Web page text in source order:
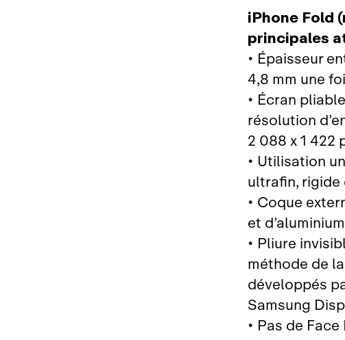
iPhone Fold
principales
• Épaisseur
4,8 mm une
• Écran
résolution
2 088 x 1 422
• Utilisation
ultrafin,
• Coque
et d’aluminium
• Pliure
méthode de
développés
Samsung
• Pas de